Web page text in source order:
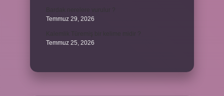
Temmuz 29, 2026
Temmuz 25, 2026